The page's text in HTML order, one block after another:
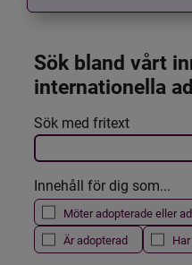
Sök bland vårt
internationella
Filtrera resultatet
Det här formuläret
Sök med fritext
Innehåll för dig som...
Möter adopterade eller
Är adopterad